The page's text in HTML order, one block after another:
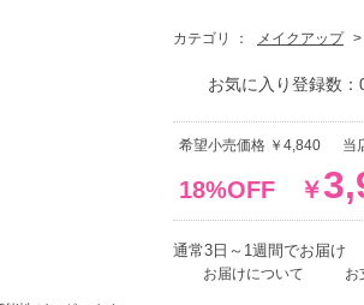
カテゴリ ： メイクアップ
お気に入り登録数：
希望小売価格 ￥4,840 当
18%OFF ￥
通常3日～1週間でお届け
お届けについて
お